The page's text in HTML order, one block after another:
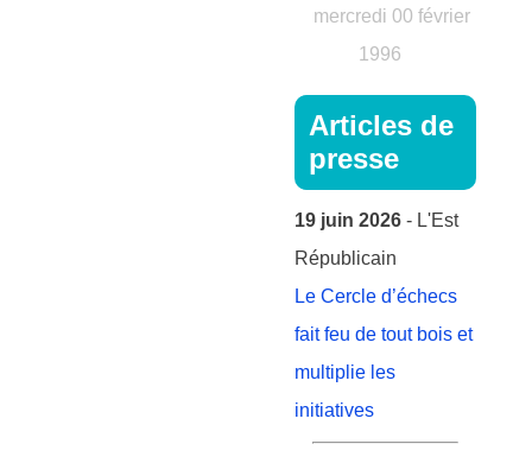
mercredi 00 février
1996
Articles de
presse
19 juin 2026 - L'Est
Républicain
Le Cercle d’échecs
fait feu de tout bois et
multiplie les
initiatives